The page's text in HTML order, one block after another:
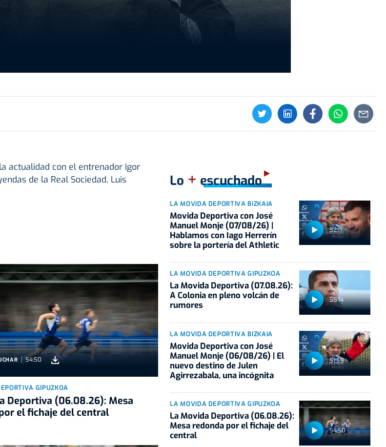
actualidad con el entrenador Igor
de la Real Sociedad, Luis
54:50
GIPUZKOA
Deportiva (06.08.26): Mesa
el fichaje del central
Lo + escuchado
52:11
LA MOVIDA DEPORTIVA BIZKAIA
Movida Deportiva con José
Manuel Monje (07/08/26) |
Hablamos con Iago Herrerín
sobre la portería del Athletic
55:14
LA MOVIDA DEPORTIVA GIPUZKOA
La Movida Deportiva (07.08.26):
A Colonia en pleno volcán de
rumores
51:59
LA MOVIDA DEPORTIVA BIZKAIA
Movida Deportiva con José
Manuel Monje (06/08/26) | El
nuevo destino de Julen
Agirrezabala, una incógnita
54:50
LA MOVIDA DEPORTIVA GIPUZKOA
La Movida Deportiva (06.08.26):
Mesa redonda por el fichaje del
central